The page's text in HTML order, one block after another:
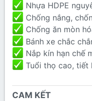
Nhựa HDPE
Chống nắng,
Chống ăn mòn
Bánh xe chắc
Nắp kín hạn chế
Tuổi thọ cao, tiết
CAM KẾT​